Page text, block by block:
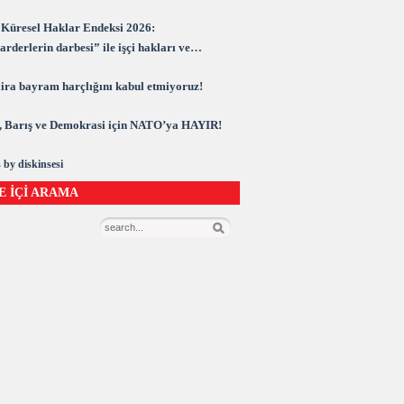
Haklar Endeksi 2026:
darbesi” ile işçi hakları ve
bayram harçlığını kabul etmiyoruz!
Barış ve Demokrasi için NATO’ya HAYIR!
by diskinsesi
İÇİ ARAMA